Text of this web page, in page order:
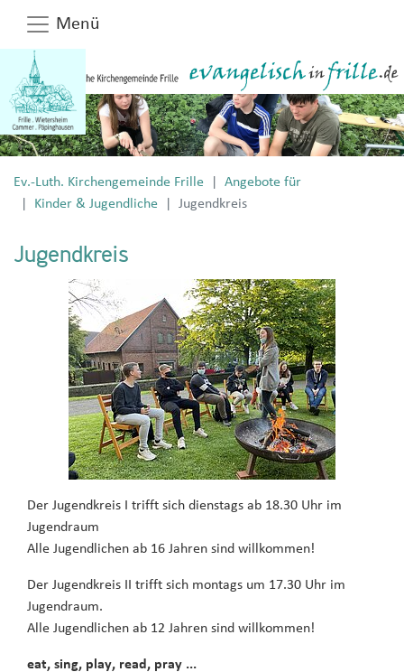
Menü
Ev.-Luth. Kirchengemeinde Frille
Angebote für
Kinder & Jugendliche
Jugendkreis
Jugendkreis
Der Jugendkreis I trifft sich dienstags ab 18.30 Uhr im
Jugendraum
Alle Jugendlichen ab 16 Jahren sind willkommen!
Der Jugendkreis II trifft sich montags um 17.30 Uhr im
Jugendraum.
Alle Jugendlichen ab 12 Jahren sind willkommen!
eat, sing, play, read, pray ...